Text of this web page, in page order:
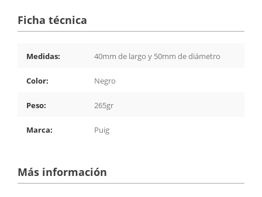
Ficha técnica
Medidas: 40mm de largo y 50mm de diámetro
Color: Negro
Peso: 265gr
Marca: Puig
Más información